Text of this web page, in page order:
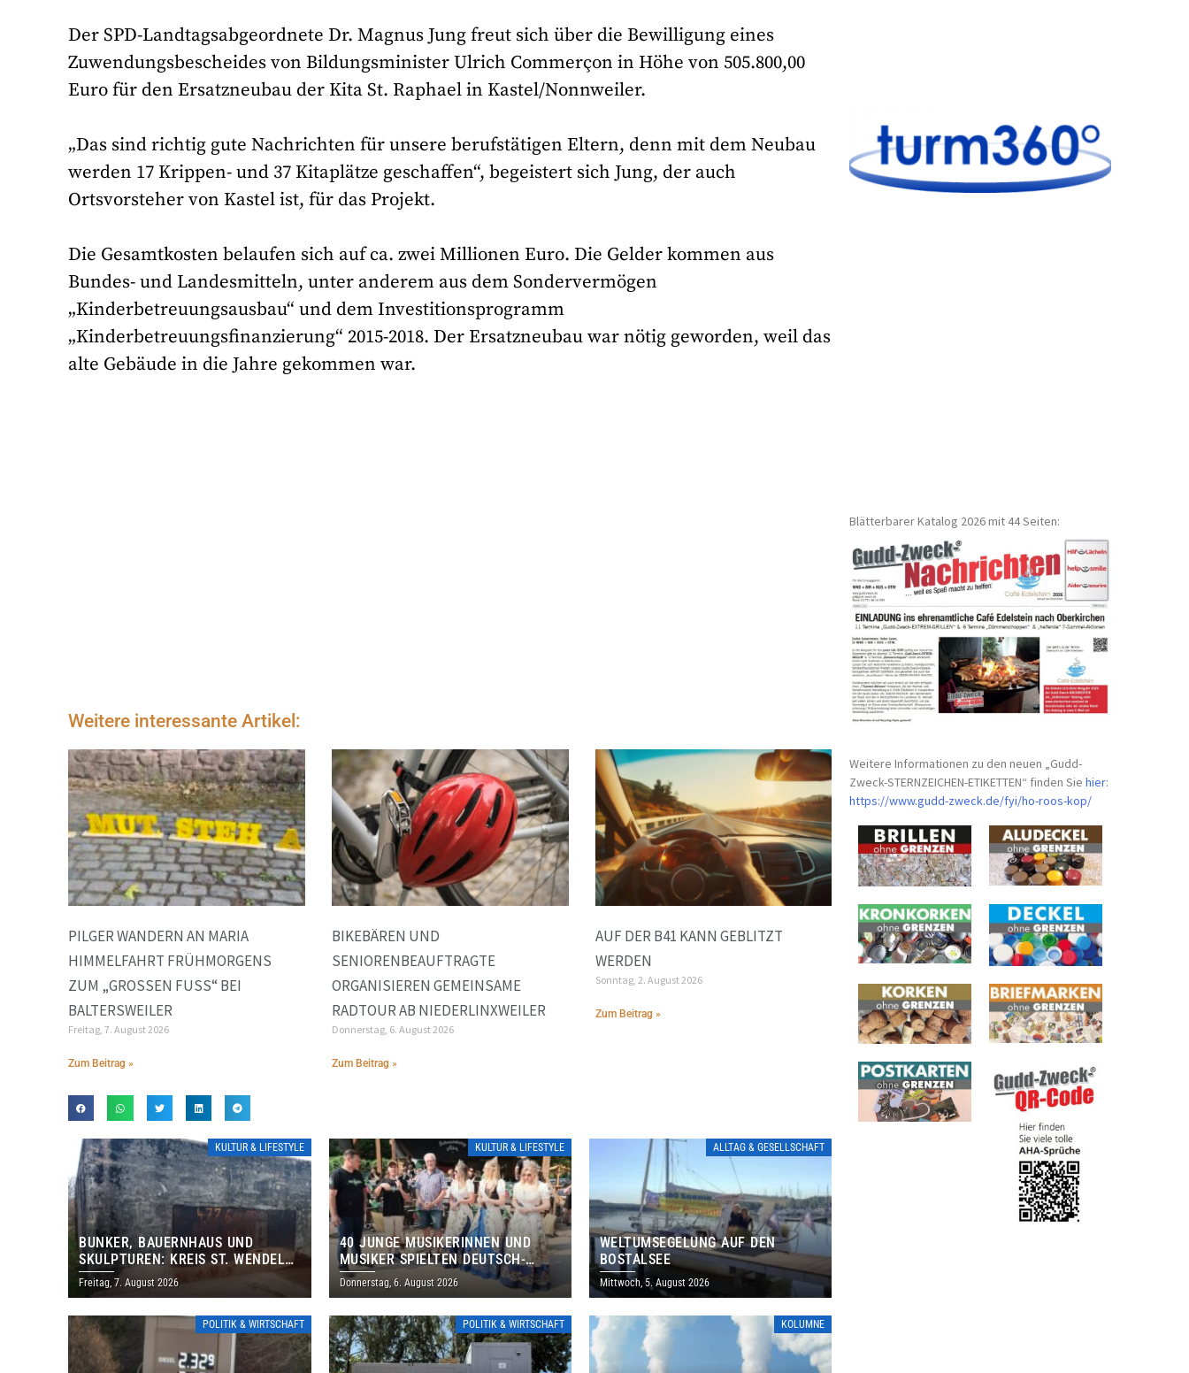
Der SPD-Landtagsabgeordnete Dr. Magnus Jung freut sich über die Bewilligung eines
Zuwendungsbescheides von Bildungsminister Ulrich Commerçon in Höhe von 505.800,00
Euro für den Ersatzneubau der Kita St. Raphael in Kastel/Nonnweiler.
„Das sind richtig gute Nachrichten für unsere berufstätigen Eltern, denn mit dem Neubau
werden 17 Krippen- und 37 Kitaplätze geschaffen“, begeistert sich Jung, der auch
Ortsvorsteher von Kastel ist, für das Projekt.
Die Gesamtkosten belaufen sich auf ca. zwei Millionen Euro. Die Gelder kommen aus
Bundes- und Landesmitteln, unter anderem aus dem Sondervermögen
„Kinderbetreuungsausbau“ und dem Investitionsprogramm
„Kinderbetreuungsfinanzierung“ 2015-2018. Der Ersatzneubau war nötig geworden, weil das
alte Gebäude in die Jahre gekommen war.
Weitere interessante Artikel:
PILGER WANDERN AN MARIA
HIMMELFAHRT FRÜHMORGENS
ZUM „GROSSEN FUSS“ BEI BA
LTERSWEILER
Freitag, 7. August 2026
Zum Beitrag »
BIKEBÄREN UND
SENIORENBEAUFTRAGTE
ORGANISIEREN GEMEINSAME
RADTOUR AB NIEDERLINXWEILER
Donnerstag, 6. August 2026
Zum Beitrag »
AUF DER B41 KANN GEBLITZT
WERDEN
Sonntag, 2. August 2026
Zum Beitrag »
KULTUR & LIFESTYLE
BUNKER, BAUERNHAUS UND
SKULPTUREN: KREIS ST. WENDEL
LÄDT ZUM TAG DES OFFENEN
DENKMALS EIN
Freitag, 7. August 2026
KULTUR & LIFESTYLE
40 JUNGE MUSIKERINNEN UND
MUSIKER SPIELTEN DEUTSCH-
BRASILIANISCHES PROGRAMM IN
THOLEY
Donnerstag, 6. August 2026
ALLTAG & GESELLSCHAFT
WELTUMSEGELUNG AUF DEN
BOSTALSEE
Mittwoch, 5. August 2026
POLITIK & WIRTSCHAFT POLITIK & WIRTSCHAFT KOLUMNE
Blätterbarer Katalog 2026 mit 44 Seiten:
Weitere Informationen zu den neuen „Gudd-
Zweck-STERNZEICHEN-ETIKETTEN“ finden Siehier:
https://www.gudd-zweck.de/fyi/ho-roos-kop/